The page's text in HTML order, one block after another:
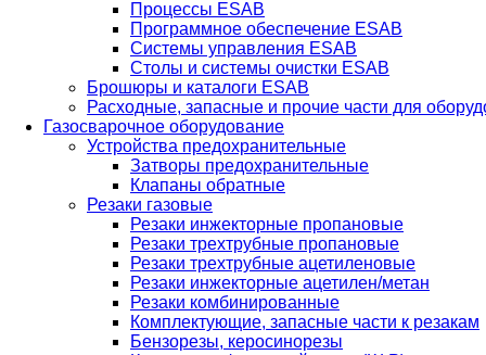
Процессы ESAB
Программное обеспечение ESAB
Системы управления ESAB
Столы и системы очистки ESAB
Брошюры и каталоги ESAB
Расходные, запасные и прочие части для
Газосварочное оборудование
Устройства предохранительные
Затворы предохранительные
Клапаны обратные
Резаки газовые
Резаки инжекторные пропановые
Резаки трехтрубные пропановые
Резаки трехтрубные ацетиленовые
Резаки инжекторные ацетилен/метан
Резаки комбинированные
Комплектующие, запасные части к резакам
Бензорезы, керосинорезы